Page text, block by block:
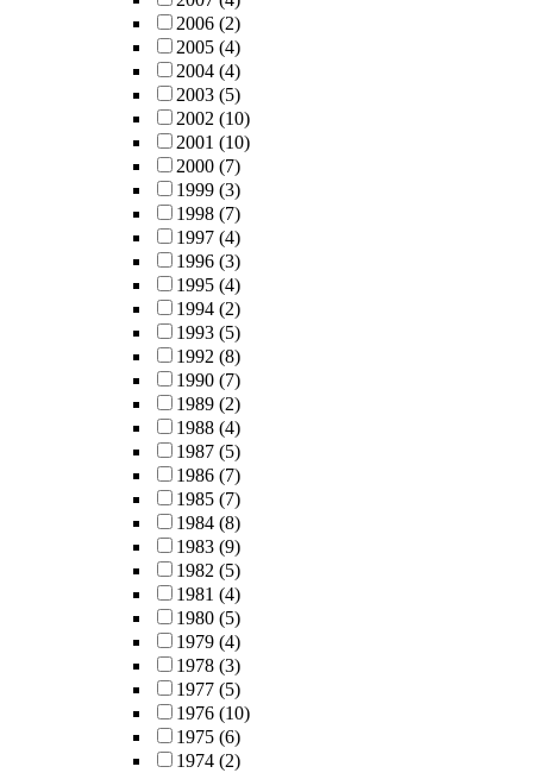
2006 (2)
2005 (4)
2004 (4)
2003 (5)
2002 (10)
2001 (10)
2000 (7)
1999 (3)
1998 (7)
1997 (4)
1996 (3)
1995 (4)
1994 (2)
1993 (5)
1992 (8)
1990 (7)
1989 (2)
1988 (4)
1987 (5)
1986 (7)
1985 (7)
1984 (8)
1983 (9)
1982 (5)
1981 (4)
1980 (5)
1979 (4)
1978 (3)
1977 (5)
1976 (10)
1975 (6)
1974 (2)